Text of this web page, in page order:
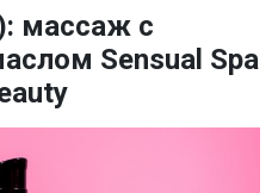
массаж с
Sensual Spa